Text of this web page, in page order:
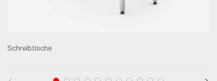
Schreibtische